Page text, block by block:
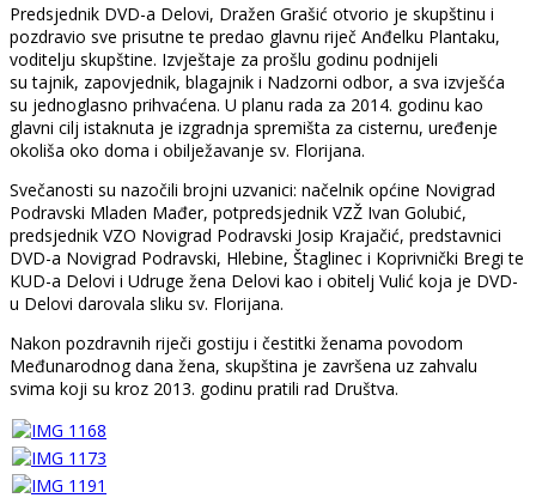
Predsjednik DVD-a Delovi, Dražen Grašić otvorio je skupštinu i
pozdravio sve prisutne te predao glavnu riječ Anđelku Plantaku,
voditelju skupštine. Izvještaje za prošlu godinu podnijeli
su tajnik, zapovjednik, blagajnik i Nadzorni odbor, a sva izvješća
su jednoglasno prihvaćena. U planu rada za 2014. godinu kao
glavni cilj istaknuta je izgradnja spremišta za cisternu, uređenje
okoliša oko doma i obilježavanje sv. Florijana.
Svečanosti su nazočili brojni uzvanici: načelnik općine Novigrad
Podravski Mladen Mađer, potpredsjednik VZŽ Ivan Golubić,
predsjednik VZO Novigrad Podravski Josip Krajačić, predstavnici
DVD-a Novigrad Podravski, Hlebine, Štaglinec i Koprivnički Bregi te
KUD-a Delovi i Udruge žena Delovi kao i obitelj Vulić koja je DVD-
u Delovi darovala sliku sv. Florijana.
Nakon pozdravnih riječi gostiju i čestitki ženama povodom
Međunarodnog dana žena, skupština je završena uz zahvalu
svima koji su kroz 2013. godinu pratili rad Društva.